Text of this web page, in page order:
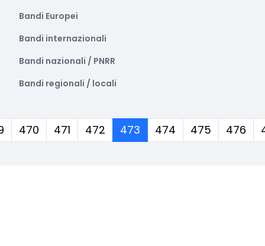
Bandi Europei
Bandi internazionali
Bandi nazionali / PNRR
Bandi regionali / locali
470 471 472 473 (corrente)
474 475 476